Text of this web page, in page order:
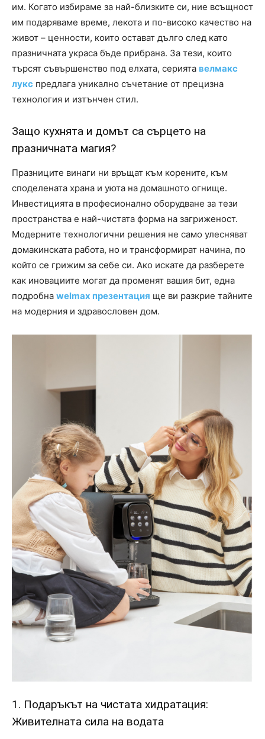
им. Когато избираме за най-близките си, ние всъщност
им подаряваме време, лекота и по-високо качество на
живот – ценности, които остават дълго след като
празничната украса бъде прибрана. За тези, които
търсят съвършенство под елхата, серията велмакс
лукс предлага уникално съчетание от прецизна
технология и изтънчен стил.
Защо кухнята и домът са сърцето на
празничната магия?
Празниците винаги ни връщат към корените, към
споделената храна и уюта на домашното огнище.
Инвестицията в професионално оборудване за тези
пространства е най-чистата форма на загриженост.
Модерните технологични решения не само улесняват
домакинската работа, но и трансформират начина, по
който се грижим за себе си. Ако искате да разберете
как иновациите могат да променят вашия бит, една
подробна welmax презентация ще ви разкрие тайните
на модерния и здравословен дом.
1. Подаръкът на чистата хидратация:
Живителната сила на водата